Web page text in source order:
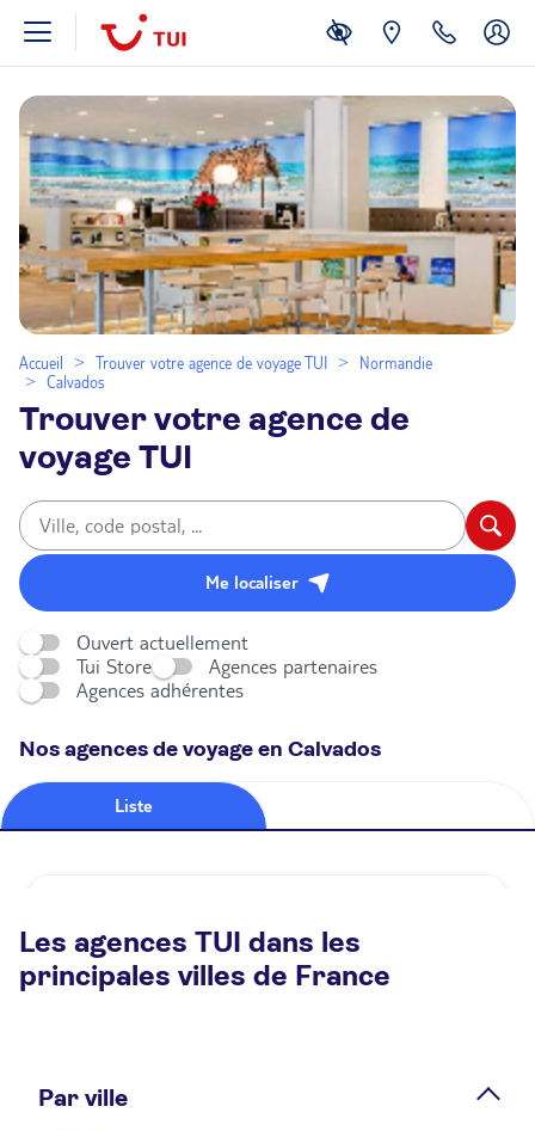
Accueil Trouver votre agence de voyage TUI
Normandie
Calvados
Trouver votre agence de
voyage TUI
Me localiser
Ouvert actuellement
Tui Store
Agences partenaires
Agences adhérentes
Nos agences de voyage en Calvados
Liste
Carte
Fermé.Ouvre le 10 août à 09:30
8 rue De L'Oratoire 14000 Caen
Les agences TUI dans les
principales villes de France
Par ville